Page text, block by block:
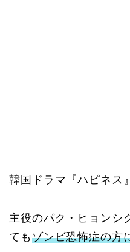
韓国ドラマ『ハピネス
主役のパク・ヒョンシ
てもゾンビ恐怖症の方